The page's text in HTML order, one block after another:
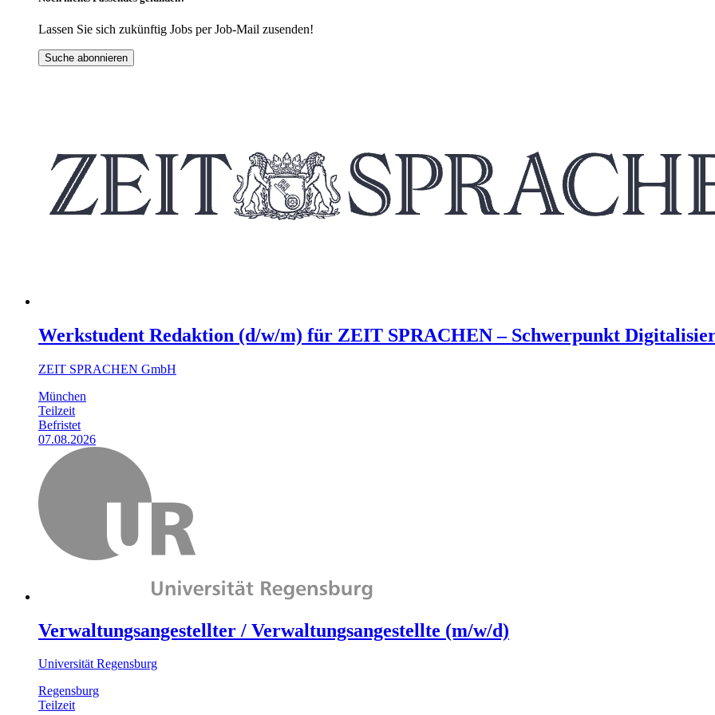
Lassen Sie sich zukünftig Jobs per Job-Mail zusenden!
Suche abonnieren
Werkstudent Redaktion (d/w/m) für ZEIT SPRACHEN – Schwerpunkt
ZEIT SPRACHEN GmbH
München
Teilzeit
Befristet
07.08.2026
Verwaltungsangestellter / Verwaltungsangestellte (m/w/d)
Universität Regensburg
Regensburg
Teilzeit